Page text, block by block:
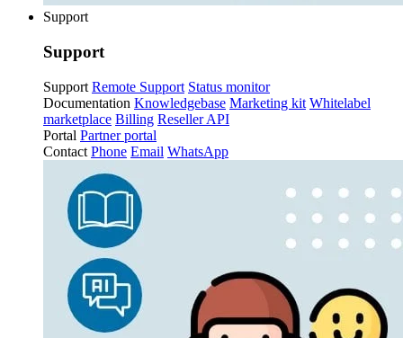
Support
Support
Support Remote Support Status monitor
Documentation Knowledgebase Marketing kit Whitelabel
marketplace Billing Reseller API
Portal Partner portal
Contact Phone Email WhatsApp